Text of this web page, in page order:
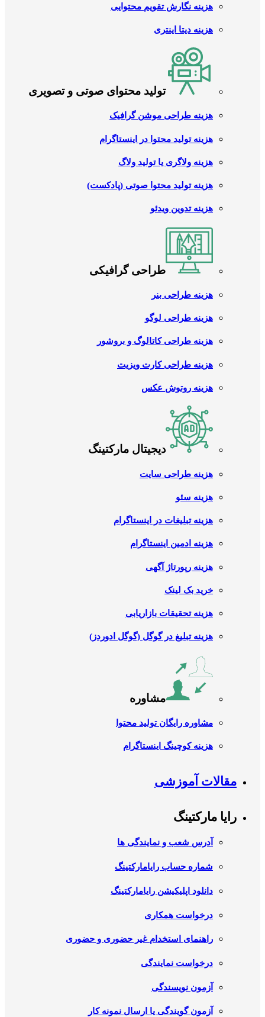
هزینه نگارش تقویم محتوایی
هزینه دیتا اینتری
تولید محتوای صوتی و تصویری
هزینه طراحی موشن گرافیک
هزینه تولید محتوا در اینستاگرام
هزینه ولاگری یا تولید ولاگ
هزینه تولید محتوا صوتی (پادکست)
هزینه تدوین ویدئو
طراحی گرافیکی
هزینه طراحی بنر
هزینه طراحی لوگو
هزینه طراحی کاتالوگ و بروشور
هزینه طراحی کارت ویزیت
هزینه روتوش عکس
دیجیتال مارکتینگ
هزینه طراحی سایت
هزینه سئو
هزینه تبلیغات در اینستاگرام
هزینه ادمین اینستاگرام
هزینه رپورتاژ آگهی
خرید بک لینک
هزینه تحقیقات بازاریابی
هزینه تبلیغ در گوگل (گوگل ادوردز)
مشاوره
مشاوره رایگان تولید محتوا
هزینه کوچینگ اینستاگرام
مقالات آموزشی
رایا مارکتینگ
آدرس شعب و نمایندگی ها
شماره حساب رایامارکتینگ
دانلود اپلیکیشن رایامارکتینگ
درخواست همکاری
راهنمای استخدام غیر حضوری و حضوری
درخواست نمایندگی
آزمون نویسندگی
آزمون گویندگی یا ارسال نمونه کار